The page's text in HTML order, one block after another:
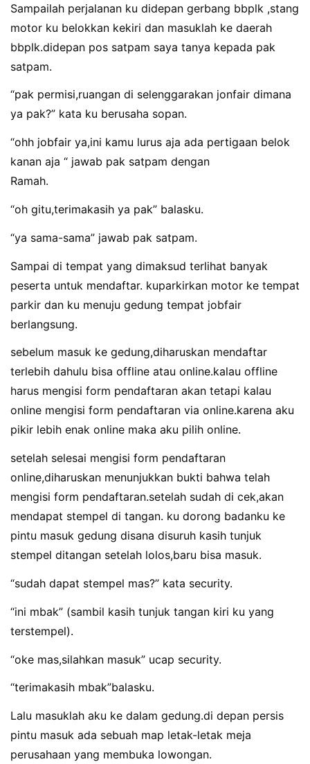
Sampailah perjalanan ku didepan gerbang bbplk ,stang
motor ku belokkan kekiri dan masuklah ke daerah
bbplk.didepan pos satpam saya tanya kepada pak
satpam.
“pak permisi,ruangan di selenggarakan jonfair dimana
ya pak?” kata ku berusaha sopan.
“ohh jobfair ya,ini kamu lurus aja ada pertigaan belok
kanan aja “ jawab pak satpam dengan
Ramah.
“oh gitu,terimakasih ya pak” balasku.
“ya sama-sama” jawab pak satpam.
Sampai di tempat yang dimaksud terlihat banyak
peserta untuk mendaftar. kuparkirkan motor ke tempat
parkir dan ku menuju gedung tempat jobfair
berlangsung.
sebelum masuk ke gedung,diharuskan mendaftar
terlebih dahulu bisa offline atau online.kalau offline
harus mengisi form pendaftaran akan tetapi kalau
online mengisi form pendaftaran via online.karena aku
pikir lebih enak online maka aku pilih online.
setelah selesai mengisi form pendaftaran
online,diharuskan menunjukkan bukti bahwa telah
mengisi form pendaftaran.setelah sudah di cek,akan
mendapat stempel di tangan. ku dorong badanku ke
pintu masuk gedung disana disuruh kasih tunjuk
stempel ditangan setelah lolos,baru bisa masuk.
“sudah dapat stempel mas?” kata security.
“ini mbak” (sambil kasih tunjuk tangan kiri ku yang
terstempel).
“oke mas,silahkan masuk” ucap security.
“terimakasih mbak”balasku.
Lalu masuklah aku ke dalam gedung.di depan persis
pintu masuk ada sebuah map letak-letak meja
perusahaan yang membuka lowongan.